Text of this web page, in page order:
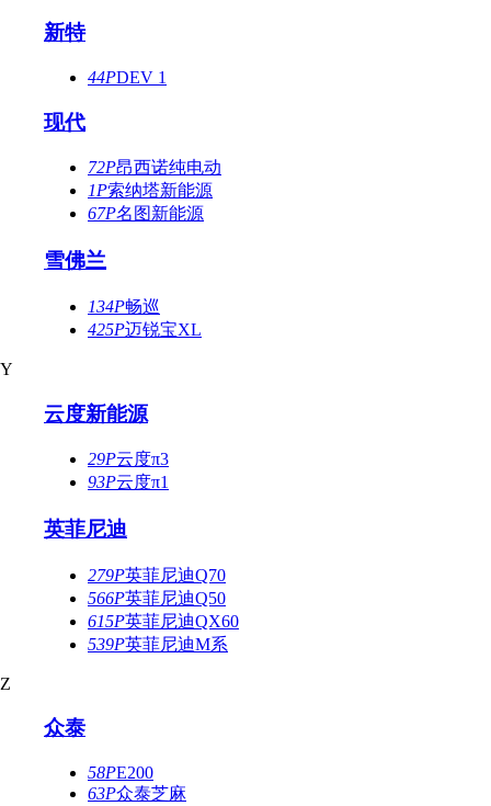
新特
44PDEV 1
现代
72P昂西诺纯电动
1P索纳塔新能源
67P名图新能源
雪佛兰
134P畅巡
425P迈锐宝XL
Y
云度新能源
29P云度π3
93P云度π1
英菲尼迪
279P英菲尼迪Q70
566P英菲尼迪Q50
615P英菲尼迪QX60
539P英菲尼迪M系
Z
众泰
58PE200
63P众泰芝麻